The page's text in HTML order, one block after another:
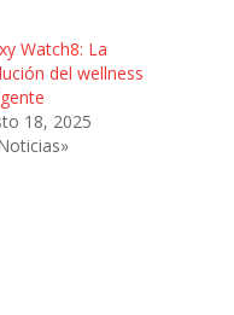
Watch8: La
del wellness
18, 2025